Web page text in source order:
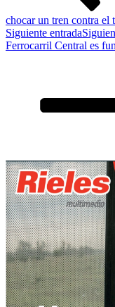
chocar un tren contra el
Siguiente entrada
Ferrocarril Central es